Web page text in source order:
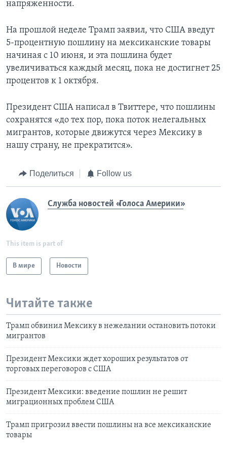
напряженности.
На прошлой неделе Трамп заявил, что США введут
5-процентную пошлину на мексиканские товары
начиная с 10 июня, и эта пошлина будет
увеличиваться каждый месяц, пока не достигнет 25
процентов к 1 октября.
Президент США написал в Твиттере, что пошлины
сохранятся «до тех пор, пока поток нелегальных
мигрантов, которые движутся через Мексику в
нашу страну, не прекратится».
Поделиться Follow us
Служба новостей «Голоса Америки»
This item is part of
В мире Новости
Читайте также
Трамп обвинил Мексику в нежелании остановить потоки
мигрантов
Президент Мексики ждет хороших результатов от
торговых переговоров с США
Президент Мексики: введение пошлин не решит
миграционных проблем США
Трамп пригрозил ввести пошлины на все мексиканские
товары